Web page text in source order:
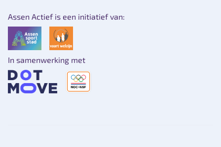
Assen Actief is een initiatief van:
In samenwerking met